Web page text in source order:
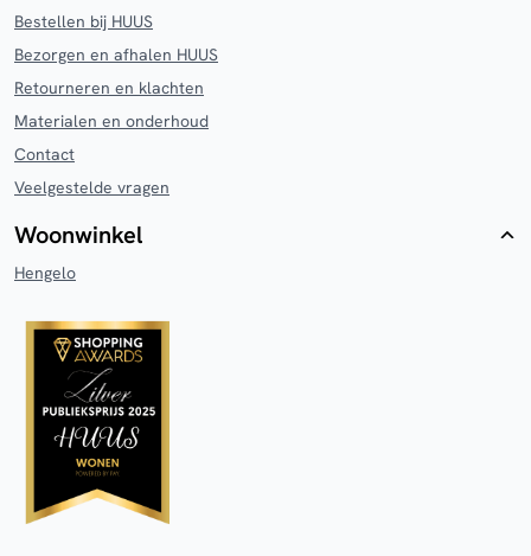
Bestellen bij HUUS
Bezorgen en afhalen HUUS
Retourneren en klachten
Materialen en onderhoud
Contact
Veelgestelde vragen
Woonwinkel
Hengelo